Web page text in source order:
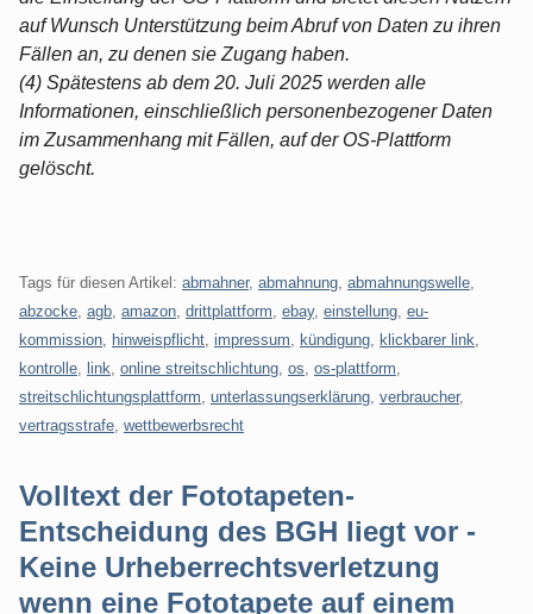
auf Wunsch Unterstützung beim Abruf von Daten zu ihren
Fällen an, zu denen sie Zugang haben.
(4) Spätestens ab dem 20. Juli 2025 werden alle
Informationen, einschließlich personenbezogener Daten
im Zusammenhang mit Fällen, auf der OS-Plattform
gelöscht.
Tags für diesen Artikel: abmahner, abmahnung abmahnungswelle
abzocke agb amazon drittplattform ebay, einstellung eu-
kommission
hinweispflicht impressum kündigung klickbarer link
kontrolle
link online streitschlichtung os os-plattform
streitschlichtungsplattform unterlassungserklärung verbraucher,
vertragsstrafe wettbewerbsrecht
Volltext der Fototapeten-
Entscheidung des BGH liegt vor -
Keine Urheberrechtsverletzung
wenn eine Fototapete auf einem